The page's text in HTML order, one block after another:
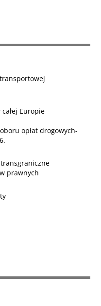
Europie
opłat drogowych-
prawnych